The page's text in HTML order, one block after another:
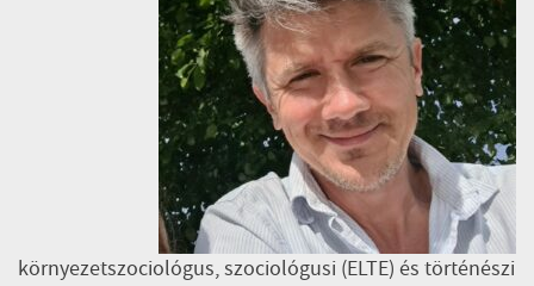
környezetszociológus, szociológusi (ELTE) és történészi